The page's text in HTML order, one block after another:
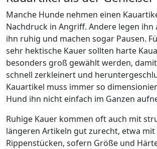
Manche Hunde nehmen einen
Nachdruck in Angriff. Andere legen ihn
ihn ruhig und machen sogar Pausen.
sehr hektische Kauer sollten harte
besonders groß gewählt werden,
schnell zerkleinert und
Kauartikel muss immer so
Hund ihn nicht einfach im Ganzen
Ruhige Kauer kommen oft auch mit
längeren Artikeln gut zurecht, etwa mit
Rippenstücken, sofern Größe und